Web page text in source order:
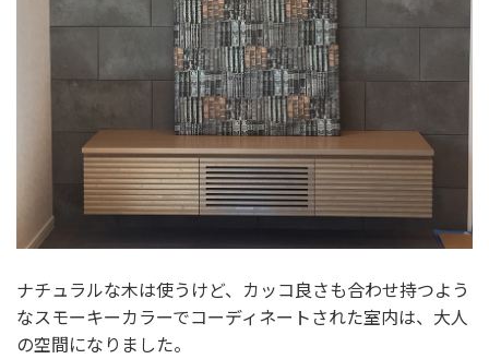
ナチュラルな木は使うけど、カッコ良さも合わせ持つよう
なスモーキーカラーでコーディネートされた室内は、大人
の空間になりました。